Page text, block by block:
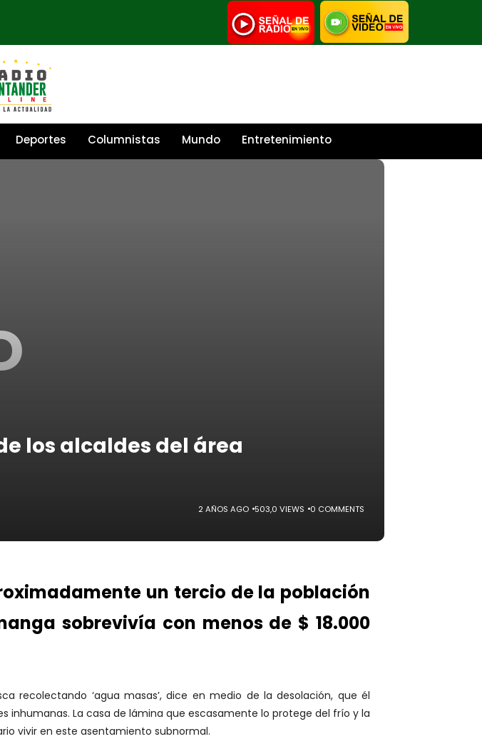
Deportes Columnistas Mundo
Entretenimiento
los alcaldes del área
2 AÑOS AGO 503,0 VIEWS 0 COMMENTS
un tercio de la población
sobrevivía con menos de $ 18.000
recolectando ‘agua masas’, dice en medio de la desolación, que él
inhumanas. La casa de lámina que escasamente lo protege del frío y la
vivir en este asentamiento subnormal.